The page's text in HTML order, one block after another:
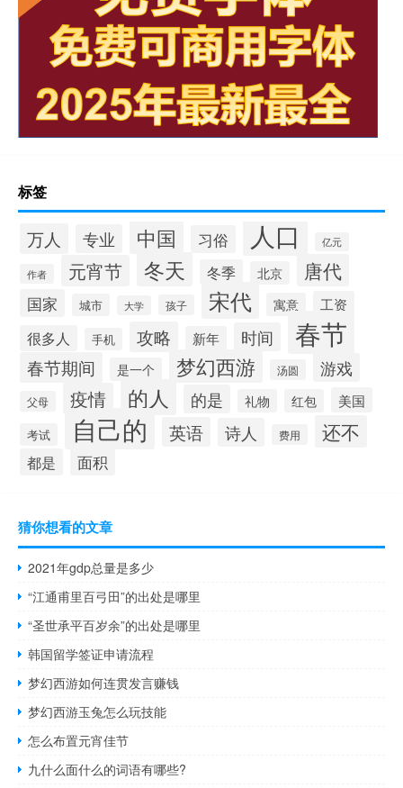
标签
万人 专业 中国 习俗 人口 亿元
作者 元宵节 冬天 冬季 北京 唐代
国家 城市 大学 孩子 宋代 寓意 工资
很多人 手机 攻略 新年 时间 春节
春节期间 是一个 梦幻西游 汤圆 游戏
父母 疫情 的人 的是 礼物 红包 美国
考试 自己的 英语 诗人 费用 还不
都是 面积
猜你想看的文章
2021年gdp总量是多少
“江通甫里百弓田”的出处是哪里
“圣世承平百岁余”的出处是哪里
韩国留学签证申请流程
梦幻西游如何连贯发言赚钱
梦幻西游玉兔怎么玩技能
怎么布置元宵佳节
九什么面什么的词语有哪些?